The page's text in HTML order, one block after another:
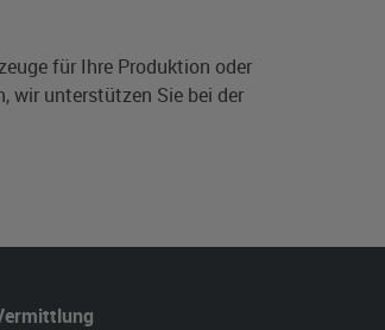
für Ihre Produktion oder
wir unterstützen Sie bei der